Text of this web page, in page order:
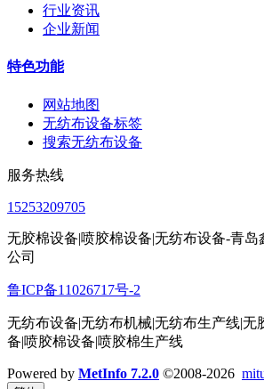
行业资讯
企业新闻
特色功能
网站地图
无纺布设备标签
搜索无纺布设备
服务热线
15253209705
无胶棉设备|喷胶棉设备|无纺布设备-青
公司
鲁ICP备11026717号-2
无纺布设备|无纺布机械|无纺布生产线|无
备|喷胶棉设备|喷胶棉生产线
Powered by MetInfo 7.2.0 ©2008-2026